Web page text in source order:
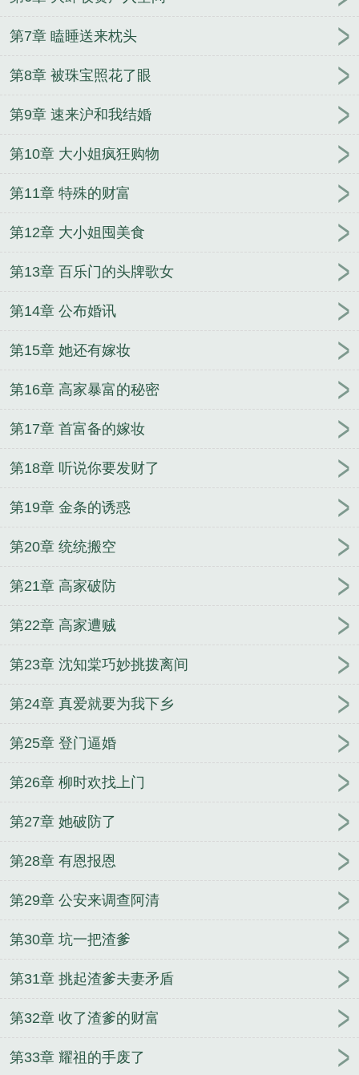
第7章 瞌睡送来枕头
第8章 被珠宝照花了眼
第9章 速来沪和我结婚
第10章 大小姐疯狂购物
第11章 特殊的财富
第12章 大小姐囤美食
第13章 百乐门的头牌歌女
第14章 公布婚讯
第15章 她还有嫁妆
第16章 高家暴富的秘密
第17章 首富备的嫁妆
第18章 听说你要发财了
第19章 金条的诱惑
第20章 统统搬空
第21章 高家破防
第22章 高家遭贼
第23章 沈知棠巧妙挑拨离间
第24章 真爱就要为我下乡
第25章 登门逼婚
第26章 柳时欢找上门
第27章 她破防了
第28章 有恩报恩
第29章 公安来调查阿清
第30章 坑一把渣爹
第31章 挑起渣爹夫妻矛盾
第32章 收了渣爹的财富
第33章 耀祖的手废了